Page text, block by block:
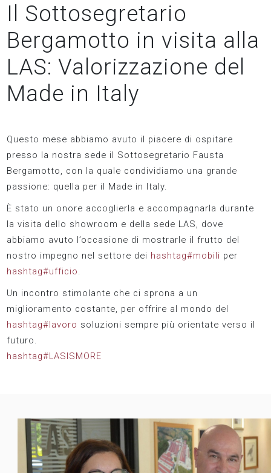
Il Sottosegretario
Bergamotto in visita alla
LAS: Valorizzazione del
Made in Italy
Questo mese abbiamo avuto il piacere di ospitare
presso la nostra sede il Sottosegretario Fausta
Bergamotto, con la quale condividiamo una grande
passione: quella per il Made in Italy.
È stato un onore accoglierla e accompagnarla durante
la visita dello showroom e della sede LAS, dove
abbiamo avuto l’occasione di mostrarle il frutto del
nostro impegno nel settore dei hashtag#mobili per
hashtag#ufficio.
Un incontro stimolante che ci sprona a un
miglioramento costante, per offrire al mondo del
hashtag#lavoro soluzioni sempre più orientate verso il
futuro.
hashtag#LASISMORE